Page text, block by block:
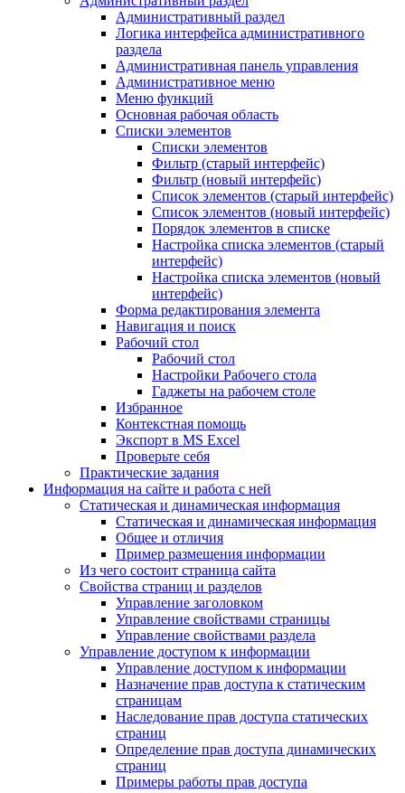
Административный раздел
Логика интерфейса административного
раздела
Административная панель управления
Административное меню
Меню функций
Основная рабочая область
Списки элементов
Списки элементов
Фильтр (старый интерфейс)
Фильтр (новый интерфейс)
Список элементов (старый интерфейс)
Список элементов (новый интерфейс)
Порядок элементов в списке
Настройка списка элементов (старый
интерфейс)
Настройка списка элементов (новый
интерфейс)
Форма редактирования элемента
Навигация и поиск
Рабочий стол
Рабочий стол
Настройки Рабочего стола
Гаджеты на рабочем столе
Избранное
Контекстная помощь
Экспорт в MS Excel
Проверьте себя
Практические задания
Информация на сайте и работа с ней
Статическая и динамическая информация
Статическая и динамическая информация
Общее и отличия
Пример размещения информации
Из чего состоит страница сайта
Свойства страниц и разделов
Управление заголовком
Управление свойствами страницы
Управление свойствами раздела
Управление доступом к информации
Управление доступом к информации
Назначение прав доступа к статическим
страницам
Наследование прав доступа статических
страниц
Определение прав доступа динамических
страниц
Примеры работы прав доступа